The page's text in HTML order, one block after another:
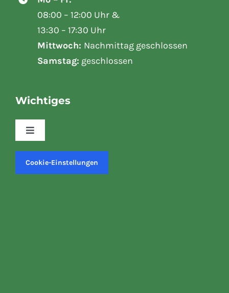
08:00 – 12:00 Uhr &
13:30 – 17:30 Uhr
Mittwoch: Nachmittag geschlossen
Samstag: geschlossen
Wichtiges
Toggle
Navigation
KasseCookie-Einstellungen